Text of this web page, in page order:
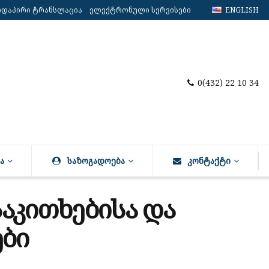
ტრანსლაცია ელექტრონული სერვისები ENGLISH
0(432) 22 10 34
ᲡᲐᲖᲝᲒᲐᲓᲝᲔᲑᲐ ᲙᲝᲜᲢᲐᲥᲢᲘ
და